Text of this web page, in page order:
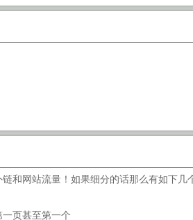
和网站流量！如果细分的话那么有如下几
页甚至第一个